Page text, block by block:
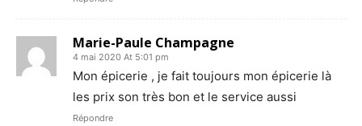
Marie-Paule Champagne
4 mai 2020 At 5:01 pm
Mon épicerie , je fait toujours mon épicerie là
les prix son très bon et le service aussi
Répondre